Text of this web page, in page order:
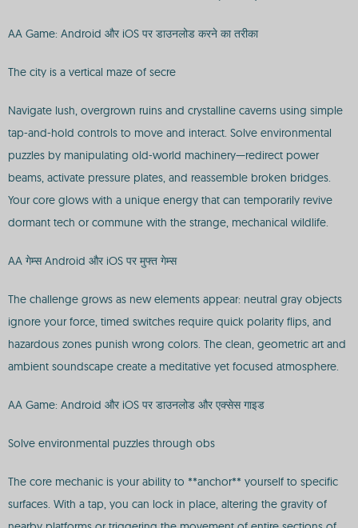
AA Game: Android और iOS पर डाउनलोड करने का तरीका
The city is a vertical maze of secre
Navigate lush, overgrown ruins and crystalline caverns using simple
tap-and-hold controls to move and interact. Solve environmental
puzzles by manipulating old-world machinery—redirect power
beams, activate pressure plates, and reassemble broken bridges.
Your core glows with a unique energy that can temporarily revive
dormant tech or commune with the strange, mechanical wildlife.
AA गेम्स Android और iOS पर मुफ्त गेम्स
The challenge grows as new elements appear: neutral gray objects
ignore your force, timed switches require quick polarity flips, and
hazardous zones punish wrong colors. The clean, geometric art and
ambient soundscape create a meditative yet focused atmosphere.
AA Game: Android और iOS पर डाउनलोड और एक्सेस गाइड
Solve environmental puzzles through obs
The core mechanic is your ability to **anchor** yourself to specific
surfaces. With a tap, you can lock in place, altering the gravity of